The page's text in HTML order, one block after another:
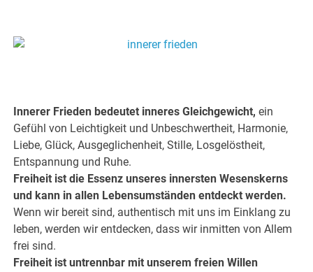
Innerer Frieden bedeutet inneres Gleichgewicht, ein
Gefühl von Leichtigkeit und Unbeschwertheit, Harmonie,
Liebe, Glück, Ausgeglichenheit, Stille, Losgelöstheit,
Entspannung und Ruhe.
Freiheit ist die Essenz unseres innersten Wesenskerns
und kann in allen Lebensumständen entdeckt werden.
Wenn wir bereit sind, authentisch mit uns im Einklang zu
leben, werden wir entdecken, dass wir inmitten von Allem
frei sind.
Freiheit ist untrennbar mit unserem freien Willen